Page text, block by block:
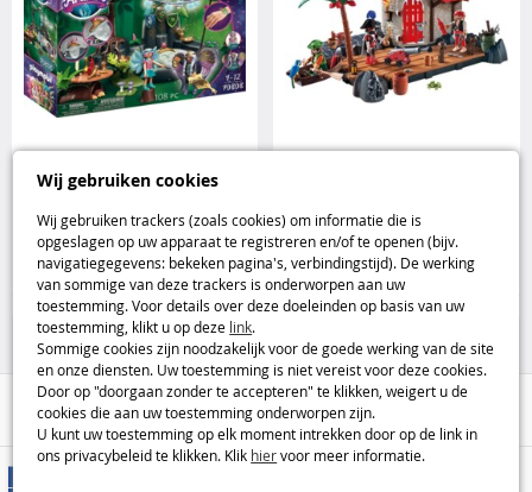
Wij gebruiken cookies
Wij gebruiken trackers (zoals cookies) om informatie die is
opgeslagen op uw apparaat te registreren en/of te openen (bijv.
navigatiegegevens: bekeken pagina's, verbindingstijd). De werking
van sommige van deze trackers is onderworpen aan uw
toestemming. Voor details over deze doeleinden op basis van uw
toestemming, klikt u op deze link.
Sommige cookies zijn noodzakelijk voor de goede werking van de site
en onze diensten. Uw toestemming is niet vereist voor deze cookies.
Door op "doorgaan zonder te accepteren" te klikken, weigert u de
cookies die aan uw toestemming onderworpen zijn.
U kunt uw toestemming op elk moment intrekken door op de link in
ons privacybeleid te klikken. Klik hiervoor meer informatie.
PLAYMOBIL AYUMA
Lenteceremonie met feeën en
accessoires Playmobil
22,95€
Playmobil
25,95€
Playmobil
Hulp / Contact